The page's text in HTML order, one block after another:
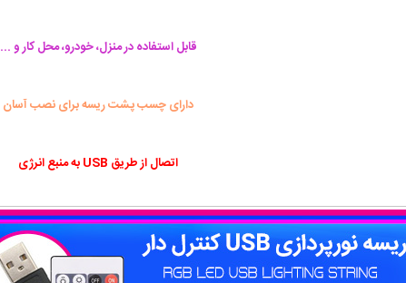
قابل استفاده در منزل، خودرو، محل کار و ...
دارای چسب پشت ریسه برای نصب آسان
اتصال از طریق USB به منبع انرژی